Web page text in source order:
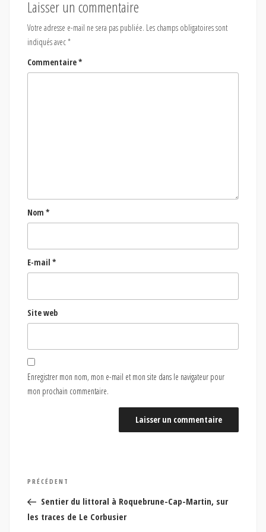
Laisser un commentaire
Votre adresse e-mail ne sera pas publiée. Les champs obligatoires sont
indiqués avec*
Commentaire*
Nom *
E-mail *
Site web
Enregistrer mon nom, mon e-mail et mon site dans le navigateur pour
mon prochain commentaire.
Navigation
de
l’article
Article
précédent
PRÉCÉDENT
Sentier du littoral à Roquebrune-Cap-Martin, sur
les traces de Le Corbusier